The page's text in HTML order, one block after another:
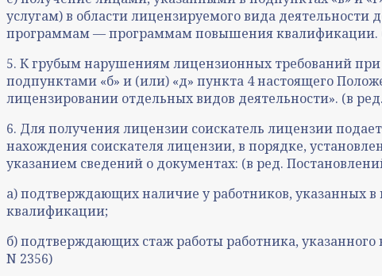
услугам) в области лицензируемого вида
программам — программам повышения квалификации.
5. К грубым нарушениям лицензионных требований
подпунктами «б» и (или) «д» пункта 4 настоящего
лицензировании отдельных видов деятельности». (в
6. Для получения лицензии соискатель лицензии
нахождения соискателя лицензии, в порядке,
указанием сведений о документах: (в ред.
а) подтверждающих наличие у работников, указанных в
квалификации;
б) подтверждающих стаж работы работника, указанного
N 2356)